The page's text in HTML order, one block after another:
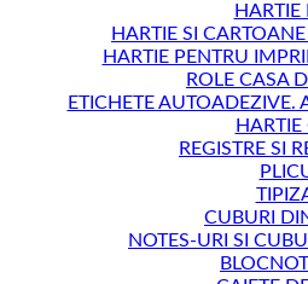
HARTIE
HARTIE SI
HARTIE PENTRU
ROLE CASA
ETICHETE AUTOADEZIVE.
HARTIE
REGISTRE SI
CUBURI
NOTES-URI SI